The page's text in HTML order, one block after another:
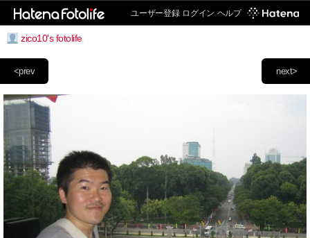
ユーザー登録 ログイン ヘルプ
zico10's fotolife
next>
<prev